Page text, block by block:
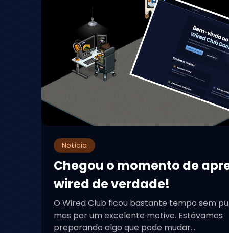
Notícia
Chegou o momento de
wired de verdade!
O Wired Club ficou bastante tempo sem
mas por um excelente motivo. Estávamos
preparando algo que pode mudar...